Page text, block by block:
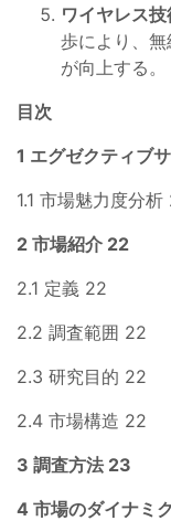
ワイヤレス
歩により、
が向上する。
目次
1 エグゼクティブ
1.1 市場魅力度分析
2 市場紹介 22
2.1 定義 22
2.2 調査範囲 22
2.3 研究目的 22
2.4 市場構造 22
3 調査方法 23
4 市場のダイナミ